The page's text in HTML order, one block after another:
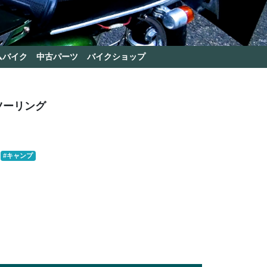
イク 中古パーツ バイクショップ
リング
#キャンプ